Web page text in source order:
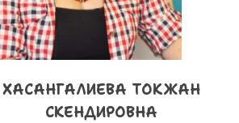
ХАСАНГАЛИЕВА ТОКЖАН
СКЕНДИРОВНА